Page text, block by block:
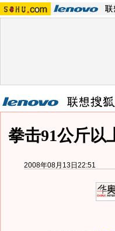
拳击91公斤以
2008年08月13日22:51